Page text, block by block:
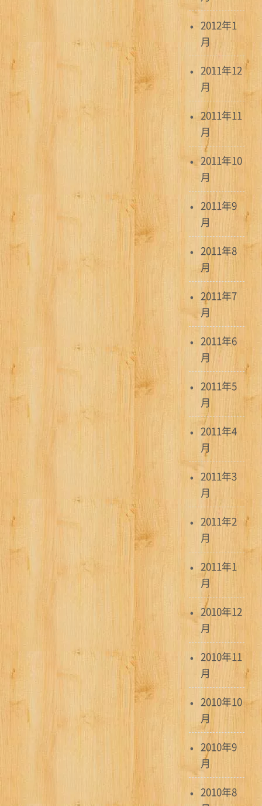
2012年1
月
2011年12
月
2011年11
月
2011年10
月
2011年9
月
2011年8
月
2011年7
月
2011年6
月
2011年5
月
2011年4
月
2011年3
月
2011年2
月
2011年1
月
2010年12
月
2010年11
月
2010年10
月
2010年9
月
2010年8